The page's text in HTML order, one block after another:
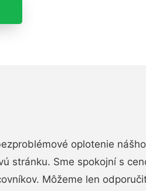
oplotenie
stránku. Sme spokojní s
Môžeme len